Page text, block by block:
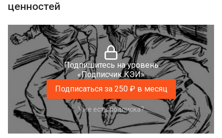
ценностей
Подпишитесь на уровень
«Подписчик КЭИ»
Подписаться за 250 ₽ в месяц
Уже есть подписка?